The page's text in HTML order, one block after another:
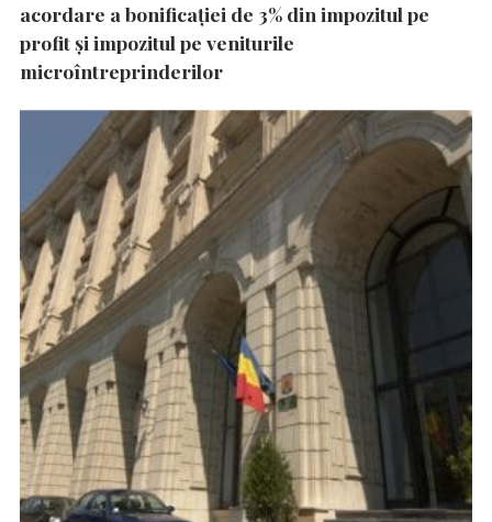
acordare a bonificației de 3% din impozitul pe
profit și impozitul pe veniturile
microîntreprinderilor